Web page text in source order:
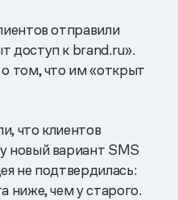
отправили
доступ к brand.ru».
том, что им «открыт
что клиентов
новый вариант SMS
не подтвердилась:
ниже, чем у старого.